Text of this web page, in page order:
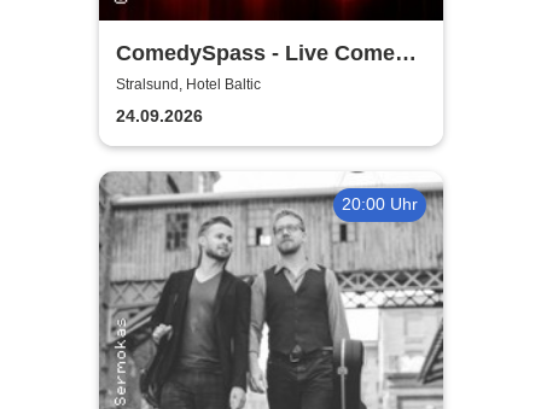
ComedySpass - Live Comedy
Mix-Show
Stralsund, Hotel Baltic
24.09.2026
20:00 Uhr